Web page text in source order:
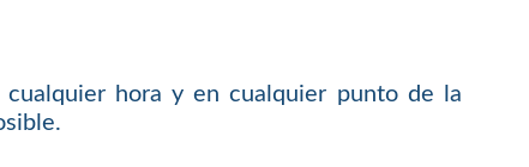
hora y en cualquier punto de la